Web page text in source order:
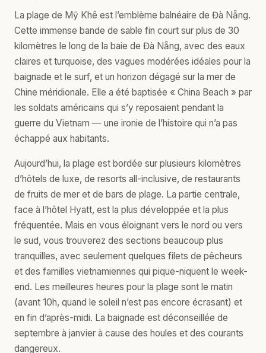
La plage de Mỹ Khê est l’emblème balnéaire de Đà Nẵng.
Cette immense bande de sable fin court sur plus de 30
kilomètres le long de la baie de Đà Nẵng, avec des eaux
claires et turquoise, des vagues modérées idéales pour la
baignade et le surf, et un horizon dégagé sur la mer de
Chine méridionale. Elle a été baptisée « China Beach » par
les soldats américains qui s’y reposaient pendant la
guerre du Vietnam — une ironie de l’histoire qui n’a pas
échappé aux habitants.
Aujourd’hui, la plage est bordée sur plusieurs kilomètres
d’hôtels de luxe, de resorts all-inclusive, de restaurants
de fruits de mer et de bars de plage. La partie centrale,
face à l’hôtel Hyatt, est la plus développée et la plus
fréquentée. Mais en vous éloignant vers le nord ou vers
le sud, vous trouverez des sections beaucoup plus
tranquilles, avec seulement quelques filets de pêcheurs
et des familles vietnamiennes qui pique-niquent le week-
end. Les meilleures heures pour la plage sont le matin
(avant 10h, quand le soleil n’est pas encore écrasant) et
en fin d’après-midi. La baignade est déconseillée de
septembre à janvier à cause des houles et des courants
dangereux.